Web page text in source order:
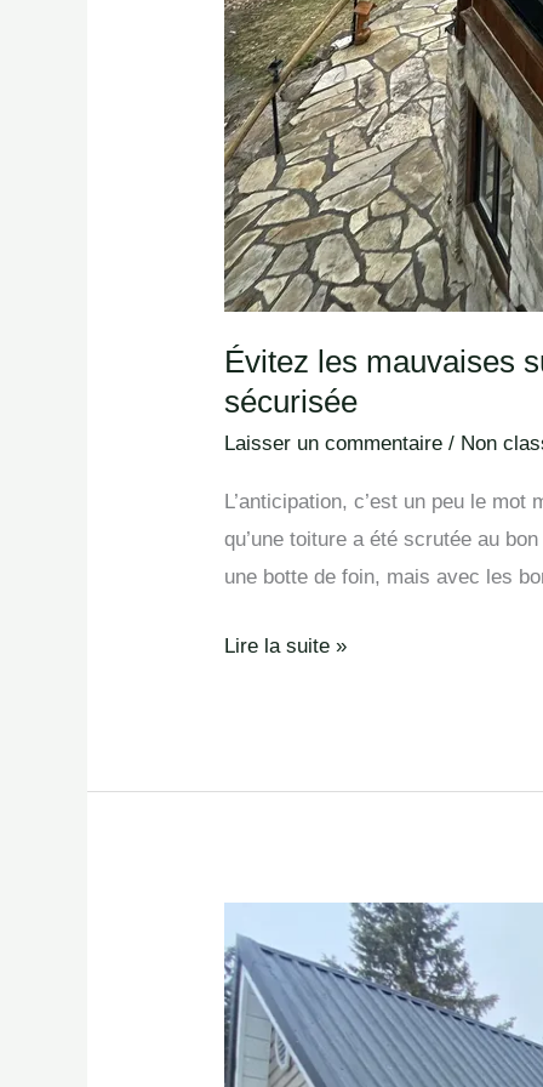
Évitez les mauvaises
sécurisée
Laisser un commentaire / Non
L’anticipation, c’est un peu le
qu’une toiture a été scrutée au
une botte de foin, mais avec les
Lire la suite »
que
les
premières
neiges